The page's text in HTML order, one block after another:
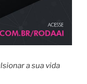
a sua vida